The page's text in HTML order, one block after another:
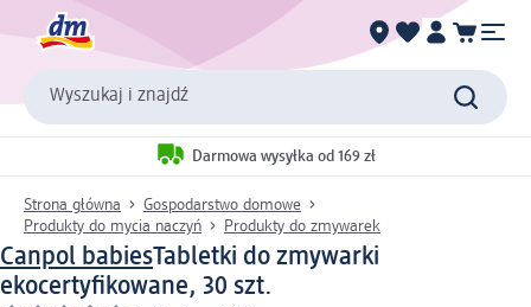
Wyszukaj i znajdź
Darmowa wysyłka od 169 zł
Strona główna
Gospodarstwo domowe
Produkty do mycia naczyń
Produkty do zmywarek
Canpol babiesTabletki do zmywarki
ekocertyfikowane, 30 szt.